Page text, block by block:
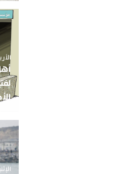
الأربعاء 05
الإثنين 03